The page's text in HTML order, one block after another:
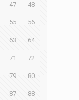
47 48
55 56
63 64
71 72
79 80
87 88